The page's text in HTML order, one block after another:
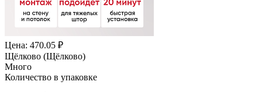
Цена: 470.05 ₽
Щёлково (Щёлково)
Много
Количество в упаковке